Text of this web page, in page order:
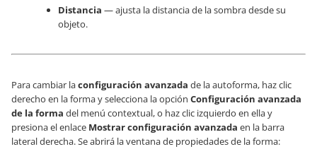
Distancia — ajusta la distancia de la sombra desde su
objeto.
Para cambiar laconfiguración avanzada de la autoforma, haz clic
derecho en la forma y selecciona la opción Configuración avanzada
de la forma del menú contextual, o haz clic izquierdo en ella y
presiona el enlace Mostrar configuración avanzada en la barra
lateral derecha. Se abrirá la ventana de propiedades de la forma: